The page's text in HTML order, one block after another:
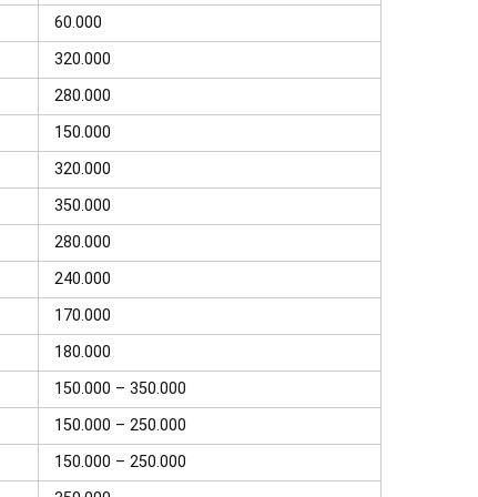
60.000
320.000
280.000
150.000
320.000
350.000
280.000
240.000
170.000
180.000
150.000 – 350.000
150.000 – 250.000
150.000 – 250.000